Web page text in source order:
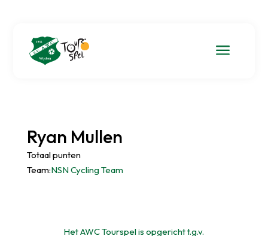
a
Ryan Mullen
Totaal punten
Team:NSN Cycling Team
Het AWC Tourspel is opgericht t.g.v.